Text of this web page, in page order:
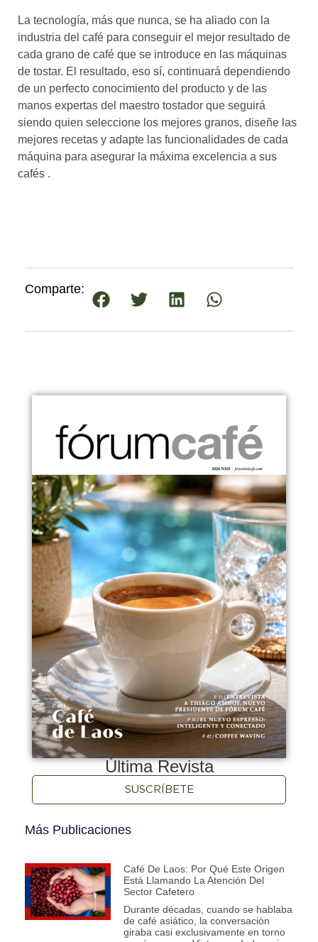
La tecnología, más que nunca, se ha aliado con la
industria del café para conseguir el mejor resultado de
cada grano de café que se introduce en las máquinas
de tostar. El resultado, eso sí, continuará dependiendo
de un perfecto conocimiento del producto y de las
manos expertas del maestro tostador que seguirá
siendo quien seleccione los mejores granos, diseñe las
mejores recetas y adapte las funcionalidades de cada
máquina para asegurar la máxima excelencia a sus
cafés .
Comparte:
Última Revista
SUSCRÍBETE
Más Publicaciones
Café De Laos: Por Qué Este Origen
Está Llamando La Atención Del
Sector Cafetero
Durante décadas, cuando se hablaba
de café asiático, la conversación
giraba casi exclusivamente en torno